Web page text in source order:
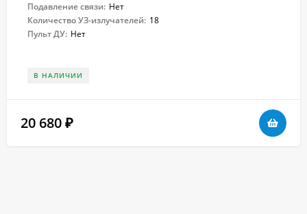
Подавление связи: Нет
Количество УЗ-излучателей: 18
Пульт ДУ: Нет
В НАЛИЧИИ
20 680 ₽